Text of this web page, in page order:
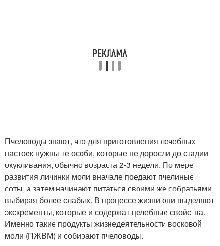
Пчеловоды знают, что для приготовления лечебных
настоек нужны те особи, которые не доросли до стадии
окукливания, обычно возраста 2-3 недели. По мере
развития личинки моли вначале поедают пчелиные
соты, а затем начинают питаться своими же собратьями,
выбирая более слабых. В процессе жизни они выделяют
экскременты, которые и содержат целебные свойства.
Именно такие продукты жизнедеятельности восковой
моли (ПЖВМ) и собирают пчеловоды.